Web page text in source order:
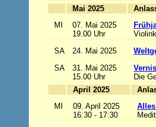
Mai 2025
MI
07. Mai 2025
19.00 Uhr
SA
24. Mai 2025
SA
31. Mai 2025
15.00 Uhr
Die
April 2025
MI
09. April 2025
16:30 - 17:30